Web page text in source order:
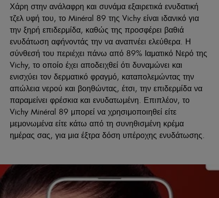
Χάρη στην ανάλαφρη και συνάμα εξαιρετικά ενυδατική
τζελ υφή του, το Minéral 89 της Vichy είναι ιδανικό για
την ξηρή επιδερμίδα, καθώς της προσφέρει βαθιά
ενυδάτωση αφήνοντάς την να αναπνέει ελεύθερα. Η
σύνθεσή του περιέχει πάνω από 89% Ιαματικό Νερό της
Vichy, το οποίο έχει αποδειχθεί ότι δυναμώνει και
ενισχύει τον δερματικό φραγμό, καταπολεμώντας την
απώλεια νερού και βοηθώντας, έτσι, την επιδερμίδα να
παραμείνει φρέσκια και ενυδατωμένη. Επιπλέον, το
Vichy Minéral 89 μπορεί να χρησιμοποιηθεί είτε
μεμονωμένα είτε κάτω από τη συνηθισμένη κρέμα
ημέρας σας, για μια έξτρα δόση υπέροχης ενυδάτωσης.